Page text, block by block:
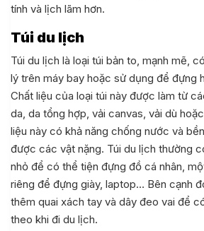
tính và lịch lãm hơn.
Túi du lịch
Túi du lịch là loại túi bản to, mạnh mẽ,
lý trên máy bay hoặc sử dụng để đựng
Chất liệu của loại túi này được làm từ
da, da tổng hợp, vải canvas, vải dù
liệu này có khả năng chống nước và
được các vật nặng. Túi du lịch thường
nhỏ để có thể tiện đựng đồ cá nhân,
riêng để đựng giày, laptop… Bên cạnh
thêm quai xách tay và dây đeo vai để
theo khi đi du lịch.